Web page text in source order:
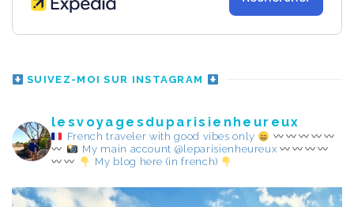
SUIVEZ-MOI SUR INSTAGRAM
lesvoyagesduparisienheureux
French traveler with good vibes only
My main account @leparisienheureux
My blog here (in french)